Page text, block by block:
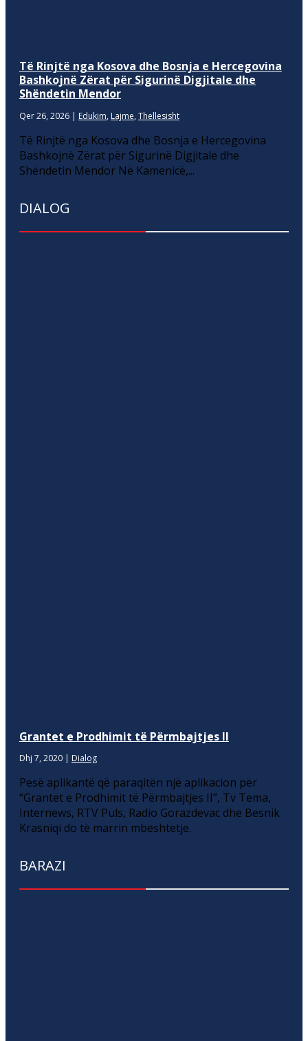
Të Rinjtë nga Kosova dhe Bosnja e Hercegovina
Bashkojnë Zërat për Sigurinë Digjitale dhe
Shëndetin Mendor
Qer 26, 2026 | Edukim, Lajme, Thellesisht
Të Rinjtë nga Kosova dhe Bosnja e Hercegovina
Bashkojnë Zërat për Sigurinë Digjitale dhe
Shëndetin Mendor Në Kamenicë,...
DIALOG
Grantet e Prodhimit të Përmbajtjes II
Dhj 7, 2020 | Dialog
Pesë aplikantë që paraqitën një aplikacion për
“Grantet e Prodhimit të Përmbajtjes II”, Tv Tema,
Internews, RTV Puls, Radio Gorazdevac dhe Besnik
Krasniqi do të marrin mbështetje.
BARAZI